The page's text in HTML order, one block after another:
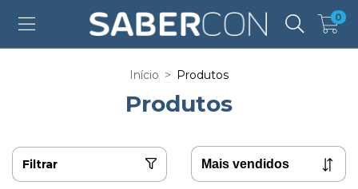
0
Início > Produtos
Produtos
Filtrar